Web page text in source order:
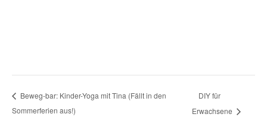
Beweg-bar: Kinder-Yoga mit Tina (Fällt in den
Sommerferien aus!)
DIY für
Erwachsene